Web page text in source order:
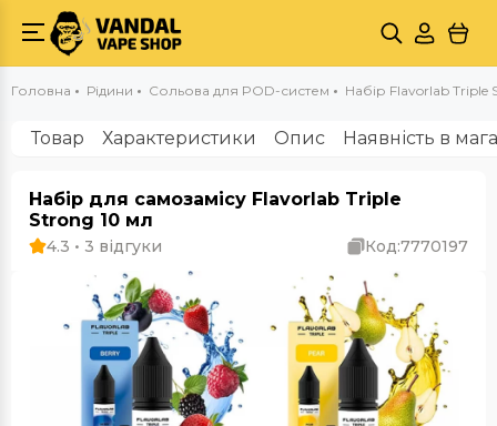
Головна Рідини Сольова для POD-систем Набір Flavorlab Triple
Товар Характеристики Опис Наявність в
Набір для самозамісу Flavorlab Triple
Strong 10 мл
4.3 • 3 відгуки Код:7770197